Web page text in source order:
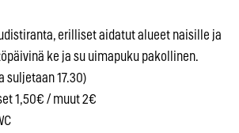
erilliset aidatut alueet naisille ja
ke ja su uimapuku pakollinen.
suljetaan 17.30)
1,50€ / muut 2€